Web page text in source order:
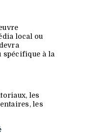
local ou
à la
les
les